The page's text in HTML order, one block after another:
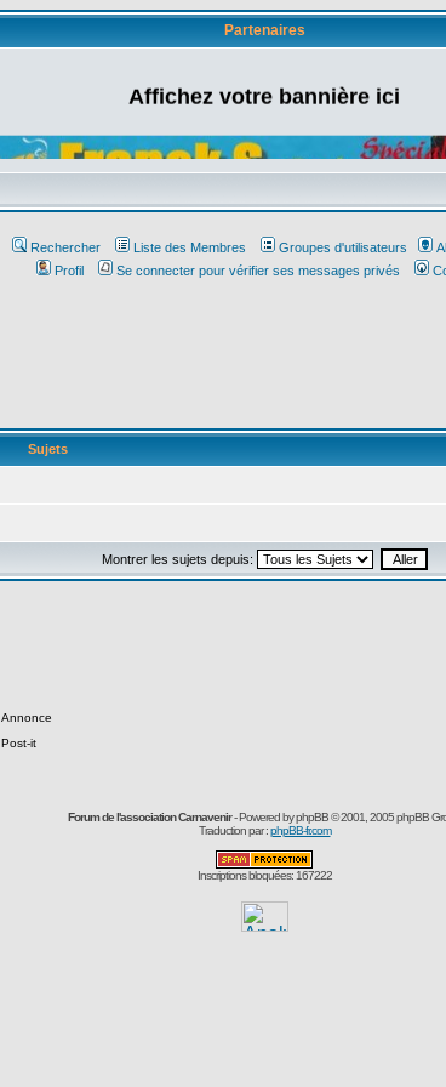
Partenaires
Affichez votre bannière ici
Rechercher Liste des Membres Groupes d'utilisateurs
Profil
Se connecter pour vérifier ses messages privés
Sujets
Montrer les sujets depuis:
Annonce
Post-it
Forum de l'association Carnavenir- Powered byphpBB© 2001, 2005 phpBB
Traduction par :phpBB-fr.com
Inscriptions bloquées: 167222